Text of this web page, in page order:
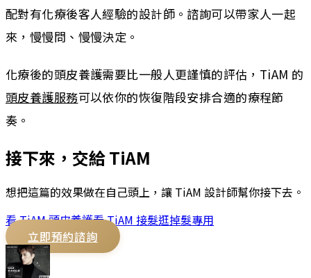
配對有化療後客人經驗的設計師。諮詢可以帶家人一起
來，慢慢問、慢慢決定。
化療後的頭皮養護需要比一般人更謹慎的評估，TiAM 的
頭皮養護服務可以依你的恢復階段安排合適的療程節
奏。
接下來，交給 TiAM
想把這篇的效果做在自己頭上，讓 TiAM 設計師幫你接下去。
看 TiAM頭皮養護看 TiAM 接髮逛掉髮專用
立即預約諮詢